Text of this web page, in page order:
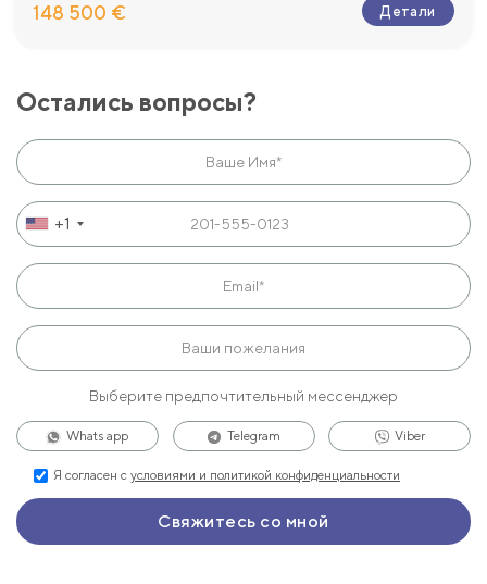
148 500 € Детали
Остались вопросы?
+1
Выберите предпочтительный мессенджер
Whats app Telegram Viber
Я согласен с условиями и политикой конфиденциальности